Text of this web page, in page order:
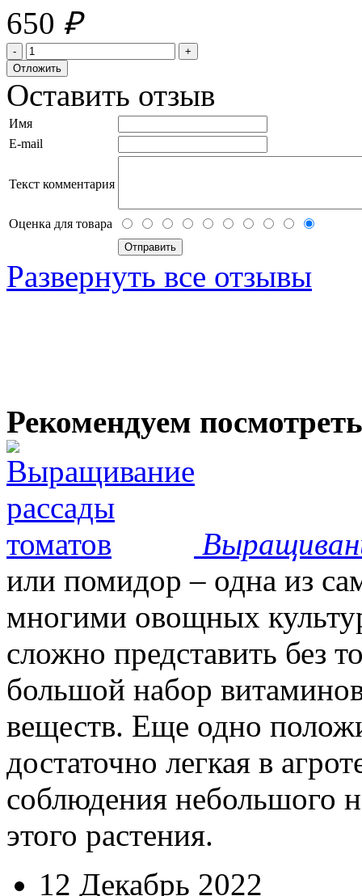
650 ₽
Оставить отзыв
Имя
E-mail
Текст комментария
Оценка для товара
Развернуть все отзывы
Рекомендуем посмотреть
или помидор – одна из
многими овощных
сложно представить без
большой набор
веществ. Еще одно
достаточно легкая в
соблюдения небольшого
этого растения.
12 Декабрь 2022